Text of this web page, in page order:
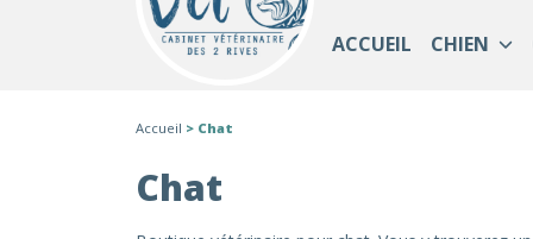
ACCUEIL CHIEN
Accueil > Chat
Chat